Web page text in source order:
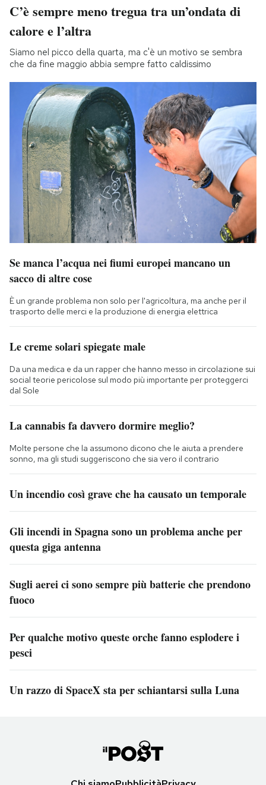
C’è sempre meno tregua tra un’ondata di
calore e l’altra
Siamo nel picco della quarta, ma c'è un motivo se sembra
che da fine maggio abbia sempre fatto caldissimo
Se manca l’acqua nei fiumi europei mancano un
sacco di altre cose
È un grande problema non solo per l'agricoltura, ma anche per il
trasporto delle merci e la produzione di energia elettrica
Le creme solari spiegate male
Da una medica e da un rapper che hanno messo in circolazione sui
social teorie pericolose sul modo più importante per proteggerci
dal Sole
La cannabis fa davvero dormire meglio?
Molte persone che la assumono dicono che le aiuta a prendere
sonno, ma gli studi suggeriscono che sia vero il contrario
Un incendio così grave che ha causato un temporale
Gli incendi in Spagna sono un problema anche per
questa giga antenna
Sugli aerei ci sono sempre più batterie che prendono
fuoco
Per qualche motivo queste orche fanno esplodere i
pesci
Un razzo di SpaceX sta per schiantarsi sulla Luna